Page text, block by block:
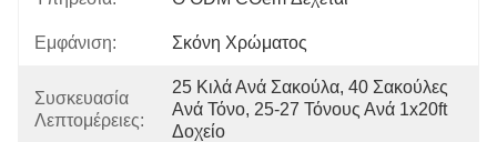
Εμφάνιση: Σκόνη Χρώματος
Συσκευασία
Λεπτομέρειες:
25 Κιλά Ανά Σακούλα, 40 Σακούλες
Ανά Τόνο, 25-27 Τόνους Ανά 1x20ft
Δοχείο